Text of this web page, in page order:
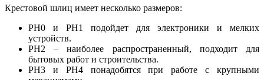
Крестовой шлиц имеет несколько размеров:
PH0 и PH1 подойдет для электроники и мелких
устройств.
PH2 – наиболее распространенный, подходит для
бытовых работ и строительства.
PH3 и PH4 понадобятся при работе с крупными